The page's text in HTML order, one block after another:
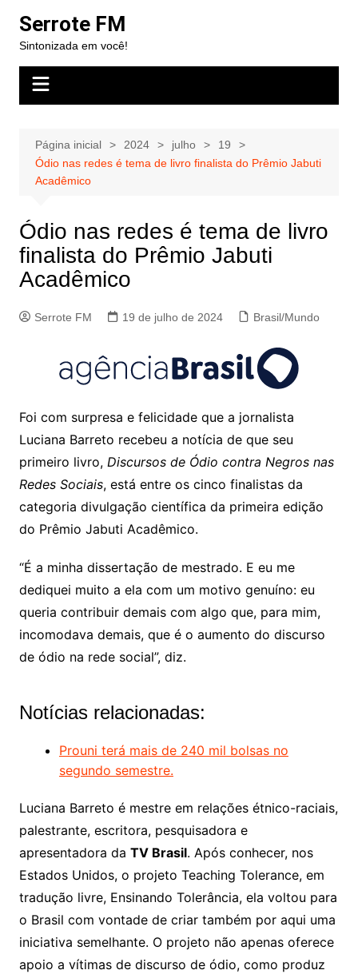
para
conteúdo
Serrote FM
Sintonizada em você!
Página inicial 2024 julho
19
Ódio nas redes é tema de livro finalista do Prêmio Jabuti
Acadêmico
Ódio nas redes é tema de livro
finalista do Prêmio Jabuti
Acadêmico
Serrote FM 19 de julho de 2024 Brasil/Mundo
Foi com surpresa e felicidade que a jornalista
Luciana Barreto recebeu a notícia de que seu
primeiro livro, Discursos de Ódio contra Negros nas
Redes Sociais, está entre os cinco finalistas da
categoria divulgação científica da primeira edição
do Prêmio Jabuti Acadêmico.
“É a minha dissertação de mestrado. E eu me
dediquei muito a ela com um motivo genuíno: eu
queria contribuir demais com algo que, para mim,
incomodava demais, que é o aumento do discurso
de ódio na rede social”, diz.
Notícias relacionadas:
Prouni terá mais de 240 mil bolsas no
segundo semestre.
Luciana Barreto é mestre em relações étnico-raciais,
palestrante, escritora, pesquisadora e
apresentadora da TV Brasil. Após conhecer, nos
Estados Unidos, o projeto Teaching Tolerance, em
tradução livre, Ensinando Tolerância, ela voltou para
o Brasil com vontade de criar também por aqui uma
iniciativa semelhante. O projeto não apenas oferece
apoio a vítimas de discurso de ódio, como produz